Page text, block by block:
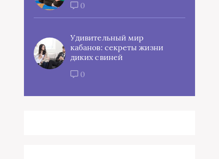
0
Удивительный мир
кабанов: секреты жизни
диких свиней
0